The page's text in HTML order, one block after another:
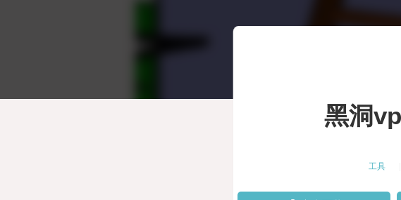
黑洞
工具